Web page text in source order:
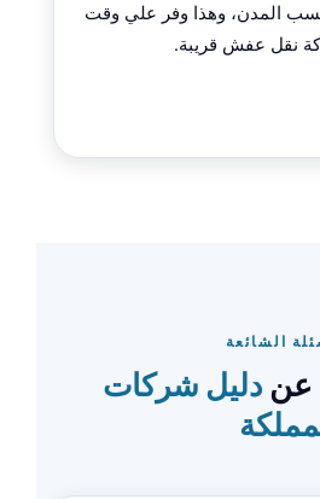
المدن، وهذا وفر علي وقت
نقل عفش قريبة.
الشائعة
عن دليل شركات